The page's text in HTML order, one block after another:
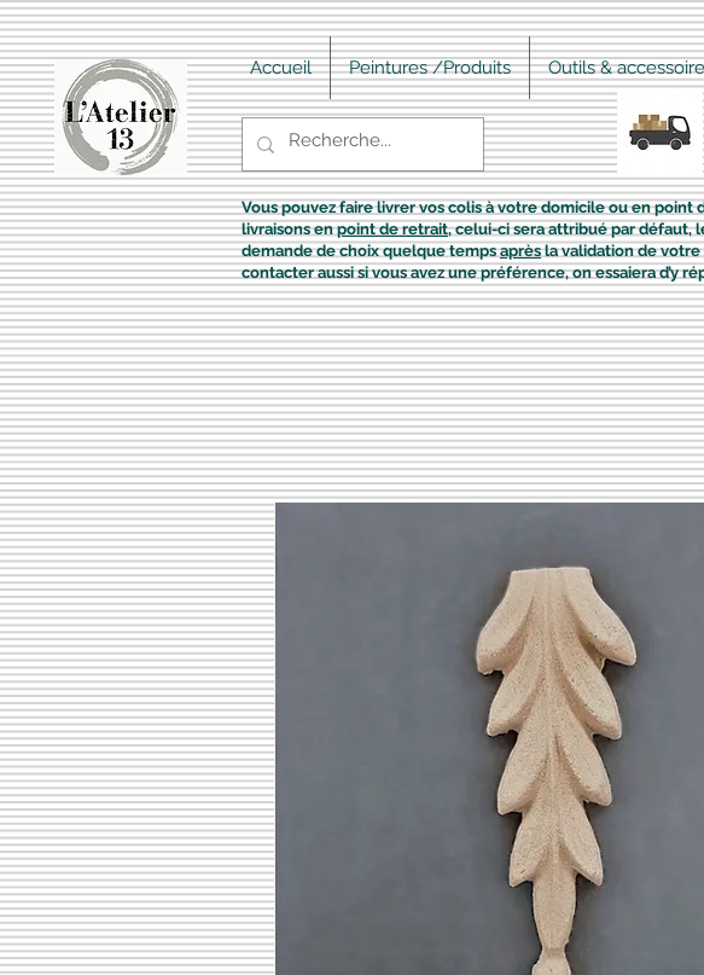
Accueil Peintures /Produits Outils &
Vous pouvez faire livrer vos colis à votre domicile ou en point
livraisons enpoint de retrait, celui-ci sera attribué par défaut,
demande de choix quelque tempsaprèsla validation de votre
contacter aussi si vous avez une préférence, on essaiera d’y